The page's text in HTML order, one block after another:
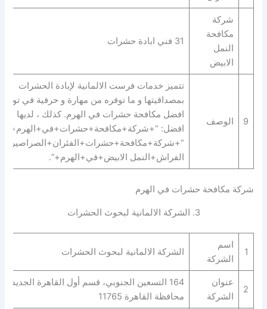
شركة
مكافحة
النمل
الابيض
31 فني ابادة حشرات
9 الوصف
تتميز خدمات فرست الالمانية لإبادة الحشرات
بمصداقيتها و ما توفره من مهارة و حرفية في توفير
افضل مكافحة حشرات في الهرم. كذلك ، لديها
افضل: “+شركة+مكافحة+حشرات+في+الهرم+” |
الفراش+النمل الابيض+في+الهرم+”.
شركة مكافحة حشرات في الهرم
3. الشركة الالمانية لبحوث الحشرات
1
اسم
الشركة
الشركة الالمانية لبحوث الحشرات
2
عنوان
الشركة
164 التسعين الجنوبي، قسم أول القاهرة الجديدة،
محافظة القاهرة‬ 11765